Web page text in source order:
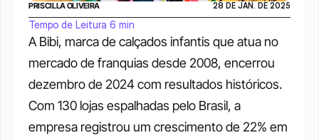
A Bibi, marca de calçados infantis que atua no
mercado de franquias desde 2008, encerrou
dezembro de 2024 com resultados históricos.
Com 130 lojas espalhadas pelo Brasil, a
empresa registrou um crescimento de 22% em
PRISCILLA OLIVEIRA 28 DE JAN. DE 2025
Tempo de Leitura 6 min